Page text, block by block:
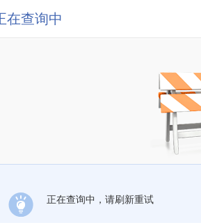
在查询中
正在查询中，请刷新重试